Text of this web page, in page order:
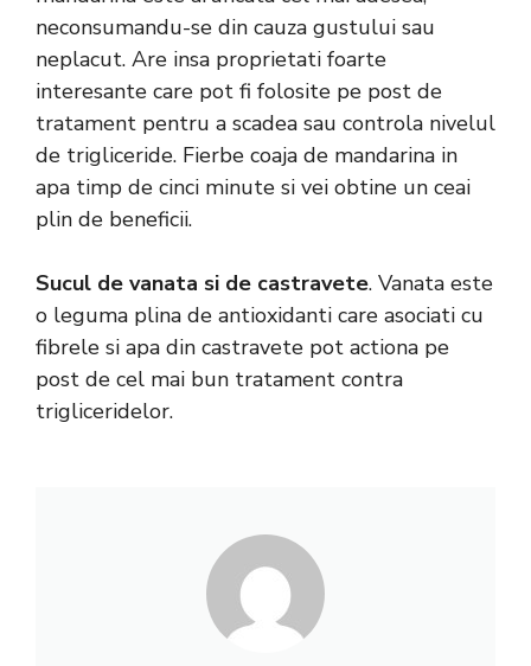
neconsumandu-se din cauza gustului sau
neplacut. Are insa proprietati foarte
interesante care pot fi folosite pe post de
tratament pentru a scadea sau controla nivelul
de trigliceride. Fierbe coaja de mandarina in
apa timp de cinci minute si vei obtine un ceai
plin de beneficii.
Sucul de vanata si de castravete. Vanata este
o leguma plina de antioxidanti care asociati cu
fibrele si apa din castravete pot actiona pe
post de cel mai bun tratament contra
trigliceridelor.